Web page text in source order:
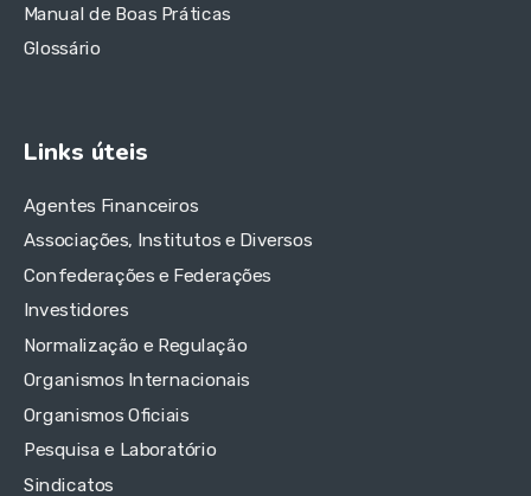
Manual de Boas Práticas
Glossário
Links úteis
Agentes Financeiros
Associações, Institutos e Diversos
Confederações e Federações
Investidores
Normalização e Regulação
Organismos Internacionais
Organismos Oficiais
Pesquisa e Laboratório
Sindicatos